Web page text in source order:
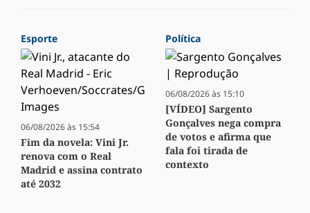
Esporte
06/08/2026 às 15:54
Fim da novela: Vini Jr.
renova com o Real
Madrid e assina contrato
até 2032
Política
06/08/2026 às 15:10
[VÍDEO] Sargento
Gonçalves nega compra
de votos e afirma que
fala foi tirada de
contexto